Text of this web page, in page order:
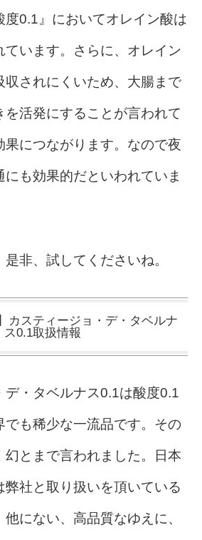
度0.1』においてオレイン酸は
ています。さらに、オレイン
収されにくいため、大腸まで
を活発にすることが言われて
果につながります。なので夜
にも効果的だといわれていま
非、試してくださいね。
カスティージョ・デ・タベルナ
ス0.1取扱情報
デ・タベルナス0.1は酸度0.1
でも稀少な一流品です。その
幻とまで言われました。日本
弊社と取り扱いを頂いている
にない、高品質なゆえに、